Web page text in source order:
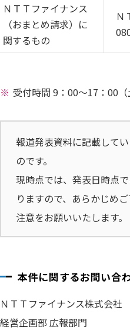
ＮＴＴファイナンス
（おまとめ請求）に
関するもの
Ｎ
受付時間 9：00～17：00（
報道発表資料に記載して
のです。
現時点では、発表日時点
りますので、あらかじめ
注意をお願いいたします。
本件に関するお問い合
ＮＴＴファイナンス株式会社
経営企画部 広報部門